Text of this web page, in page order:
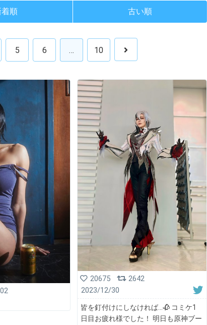
着順 古い順
5 6 … 10
20675
2642
2023/12/30
皆を釘付けにしなければ...🥀 コミケ1
日目お疲れ様でした！ 明日も原神ブー